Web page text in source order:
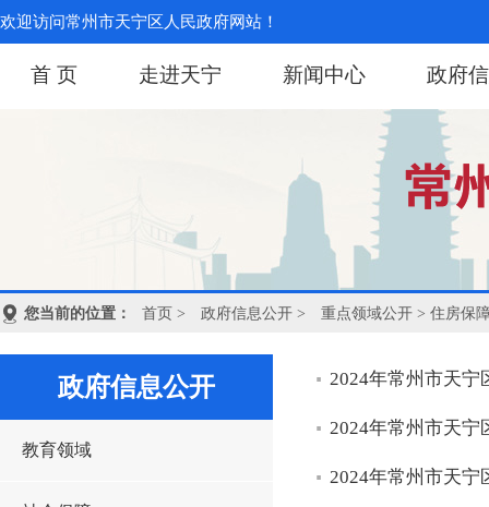
欢迎访问常州市天宁区人民政府网站！
首 页 走进天宁 新闻中心 政府
您当前的位置： 首页 > 政府信息公开 > 重点领域公开 > 住房保
政府信息公开
教育领域
2024年常州市天宁
2024年常州市天宁
2024年常州市天宁